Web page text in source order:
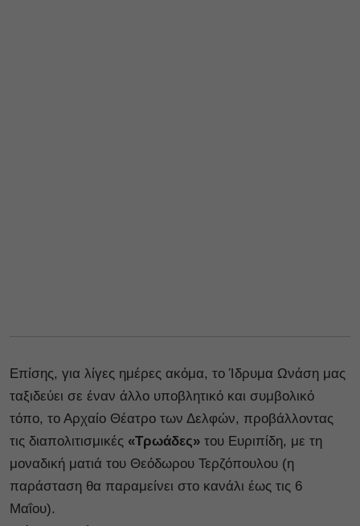
Επίσης, για λίγες ημέρες ακόμα, το Ίδρυμα Ωνάση μας
ταξιδεύει σε έναν άλλο υποβλητικό και συμβολικό
τόπο, το Αρχαίο Θέατρο των Δελφών, προβάλλοντας
τις διαπολιτισμικές «Τρωάδες» του Ευριπίδη, με τη
μοναδική ματιά του Θεόδωρου Τερζόπουλου (η
παράσταση θα παραμείνει στο κανάλι έως τις 6
Μαΐου).